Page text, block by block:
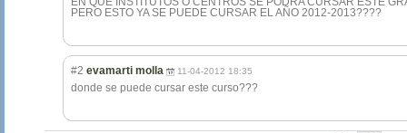
PERO ESTO YA SE PUEDE CURSAR EL AÑO 2012-2013????
#2 evamarti molla 11-04-2012 18:35
donde se puede cursar este curso???